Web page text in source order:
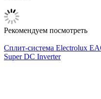
Рекомендуем посмотреть
Сплит-система Electrolux
Super DC Inverter